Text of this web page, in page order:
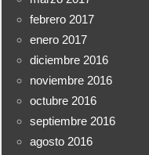
febrero 2017
enero 2017
diciembre 2016
noviembre 2016
octubre 2016
septiembre 2016
agosto 2016